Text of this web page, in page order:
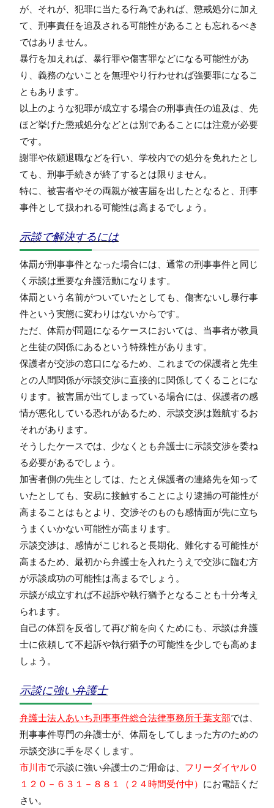
が、それが、犯罪に当たる行為であれば、懲戒処分に加え
て、刑事責任を追及される可能性があることも忘れるべき
ではありません。
暴行を加えれば、暴行罪や傷害罪などになる可能性があ
り、義務のないことを無理やり行わせれば強要罪になるこ
ともあります。
以上のような犯罪が成立する場合の刑事責任の追及は、先
ほど挙げた懲戒処分などとは別であることには注意が必要
です。
謝罪や依願退職などを行い、学校内での処分を免れたとし
ても、刑事手続きが終了するとは限りません。
特に、被害者やその両親が被害届を出したとなると、刑事
事件として扱われる可能性は高まるでしょう。
示談で解決するには
体罰が刑事事件となった場合には、通常の刑事事件と同じ
く示談は重要な弁護活動になります。
体罰という名前がついていたとしても、傷害ないし暴行事
件という実態に変わりはないからです。
ただ、体罰が問題になるケースにおいては、当事者が教員
と生徒の関係にあるという特殊性があります。
保護者が交渉の窓口になるため、これまでの保護者と先生
との人間関係が示談交渉に直接的に関係してくることにな
ります。被害届が出てしまっている場合には、保護者の感
情が悪化している恐れがあるため、示談交渉は難航するお
それがあります。
そうしたケースでは、少なくとも弁護士に示談交渉を委ね
る必要があるでしょう。
加害者側の先生としては、たとえ保護者の連絡先を知って
いたとしても、安易に接触することにより逮捕の可能性が
高まることはもとより、交渉そのものも感情面が先に立ち
うまくいかない可能性が高まります。
示談交渉は、感情がこじれると長期化、難化する可能性が
高まるため、最初から弁護士を入れたうえで交渉に臨む方
が示談成功の可能性は高まるでしょう。
示談が成立すれば不起訴や執行猶予となることも十分考え
られます。
自己の体罰を反省して再び前を向くためにも、示談は弁護
士に依頼して不起訴や執行猶予の可能性を少しでも高めま
しょう。
示談に強い弁護士
弁護士法人あいち刑事事件総合法律事務所千葉支部では、
刑事事件専門の弁護士が、体罰をしてしまった方のための
示談交渉に手を尽くします。
市川市で示談に強い弁護士のご用命は、 フリーダイヤル０
１２０－６３１－８８１（２４時間受付中） にお電話くだ
さい。